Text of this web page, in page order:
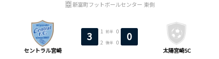
セントラル宮崎
3 1 前半
0
2 後半 0 0
太陽宮崎SC
新富町フットボールセンター 東側